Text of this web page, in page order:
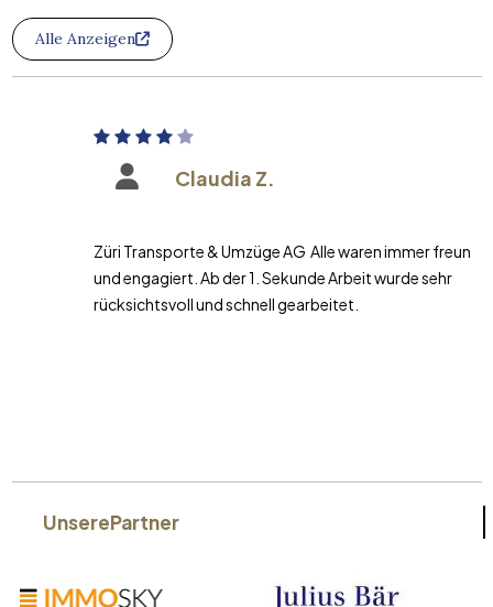
Alle Anzeigen
Claudia Z.
Züri Transporte & Umzüge AG Alle waren immer freundlich
und engagiert. Ab der 1. Sekunde Arbeit wurde sehr
rücksichtsvoll und schnell gearbeitet.
UnserePartner